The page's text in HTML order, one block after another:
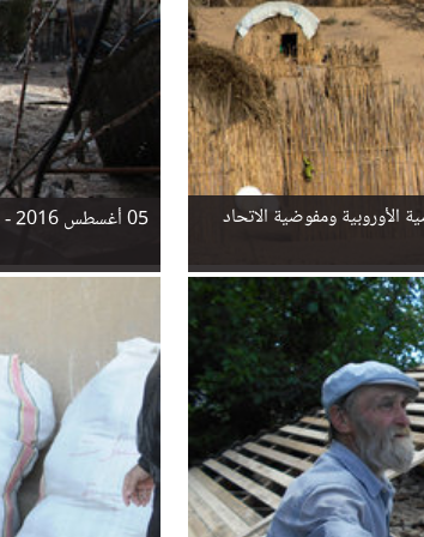
الأوروبية ومفوضية الاتحاد
05 أغسطس 2016 -